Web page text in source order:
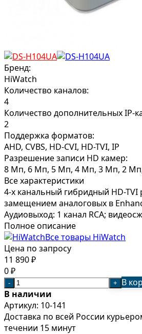
Бренд:
HiWatch
Количество каналов:
4
Количество дополнительных IP-
2
Поддержка форматов:
AHD, CVBS, HD-CVI, HD-TVI, IP
Разрешение записи HD камер:
8 Мп, 6 Мп, 5 Мп, 4 Мп, 3 Мп, 2
Все характеристики
4-х канальный гибридный HD-TVI
замещением аналоговых в
Аудиовыход: 1 канал RCA;
Полное описание
Все товары HiWatch
Цена по запросу
11 890 ₽
0 ₽
- +
В
В наличии
Артикул: 10-141
Доставка по всей России
течении 15 минут